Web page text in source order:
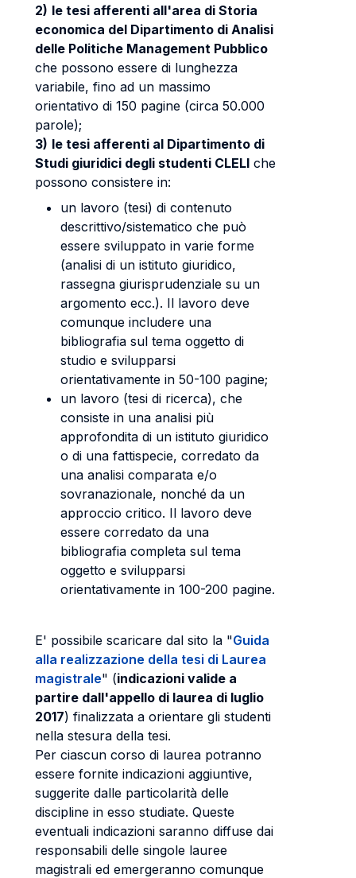
2) le tesi afferenti all'area di Storia
economica del Dipartimento di Analisi
delle Politiche Management Pubblico
che possono essere di lunghezza
variabile, fino ad un massimo
orientativo di 150 pagine (circa 50.000
parole);
3) le tesi afferenti al Dipartimento di
Studi giuridici degli studenti CLELI che
possono consistere in:
un lavoro (tesi) di contenuto
descrittivo/sistematico che può
essere sviluppato in varie forme
(analisi di un istituto giuridico,
rassegna giurisprudenziale su un
argomento ecc.). Il lavoro deve
comunque includere una
bibliografia sul tema oggetto di
studio e svilupparsi
orientativamente in 50-100 pagine;
un lavoro (tesi di ricerca), che
consiste in una analisi più
approfondita di un istituto giuridico
o di una fattispecie, corredato da
una analisi comparata e/o
sovranazionale, nonché da un
approccio critico. Il lavoro deve
essere corredato da una
bibliografia completa sul tema
oggetto e svilupparsi
orientativamente in 100-200 pagine.
E' possibile scaricare dal sito la "Guida
alla realizzazione della tesi di Laurea
magistrale" (indicazioni valide a
partire dall'appello di laurea di luglio
2017) finalizzata a orientare gli studenti
nella stesura della tesi.
Per ciascun corso di laurea potranno
essere fornite indicazioni aggiuntive,
suggerite dalle particolarità delle
discipline in esso studiate. Queste
eventuali indicazioni saranno diffuse dai
responsabili delle singole lauree
magistrali ed emergeranno comunque